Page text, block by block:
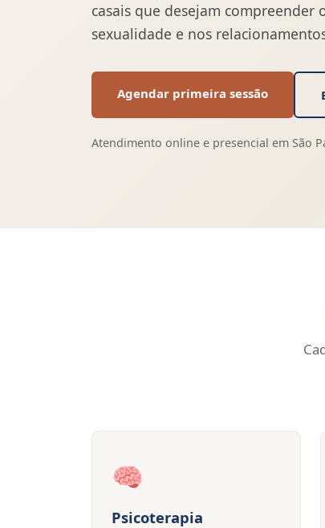
casais que desejam compreender
sexualidade e nos
Agendar primeira sessão
Atendimento online e presencial em São
🧠
Psicoterapia